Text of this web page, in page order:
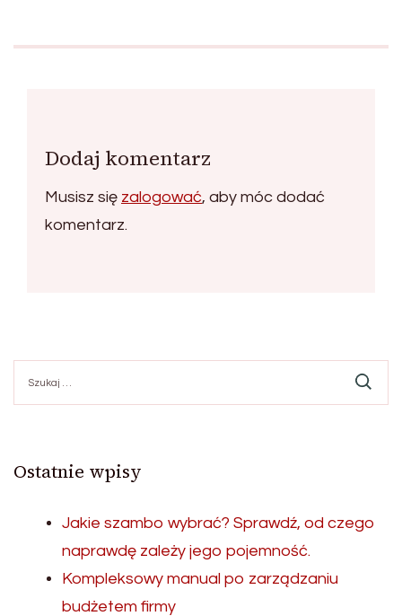
Dodaj komentarz
Musisz się zalogować, aby móc dodać
komentarz.
Ostatnie wpisy
Jakie szambo wybrać? Sprawdź, od czego
naprawdę zależy jego pojemność.
Kompleksowy manual po zarządzaniu
budżetem firmy